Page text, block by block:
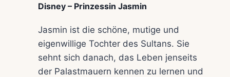
Disney – Prinzessin Jasmin
Jasmin ist die schöne, mutige und
eigenwillige Tochter des Sultans. Sie
sehnt sich danach, das Leben jenseits
der Palastmauern kennen zu lernen und